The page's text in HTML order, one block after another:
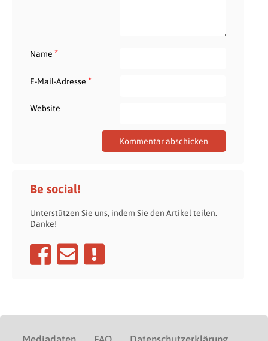
Name *
E-Mail-Adresse *
Website
Be social!
Unterstützen Sie uns, indem Sie den Artikel teilen.
Danke!